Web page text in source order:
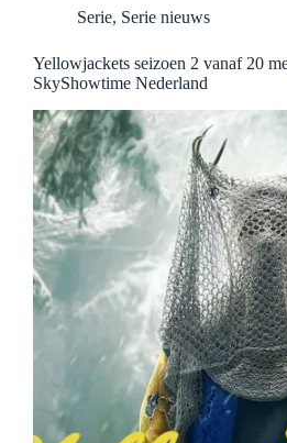
Serie, Serie nieuws
Yellowjackets seizoen 2 vanaf 20
SkyShowtime Nederland